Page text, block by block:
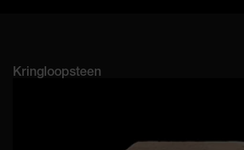
Kringloopsteen